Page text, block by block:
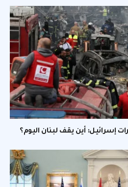
إسرائيل: أين يقف لبنان اليوم؟